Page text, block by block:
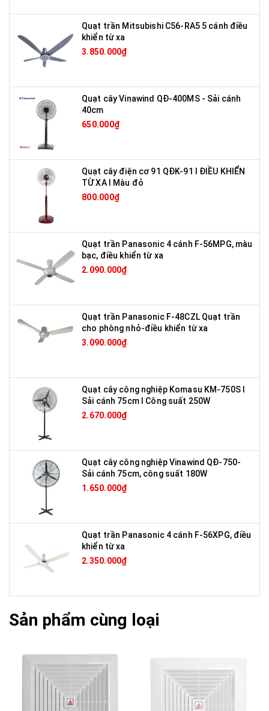
Quạt trần Mitsubishi C56-RA5 5 cánh điều
khiển từ xa
3.850.000₫
Quạt cây Vinawind QĐ-400MS - Sải cánh
40cm
650.000₫
Quạt cây điện cơ 91 QĐK-91 I ĐIỀU KHIỂN
TỪ XA I Màu đỏ
800.000₫
Quạt trần Panasonic 4 cánh F-56MPG, màu
bạc, điều khiển từ xa
2.090.000₫
Quạt trần Panasonic F-48CZL Quạt trần
cho phòng nhỏ-điều khiển từ xa
3.090.000₫
Quạt cây công nghiệp Komasu KM-750S I
Sải cánh 75cm I Công suất 250W
2.670.000₫
Quạt cây công nghiệp Vinawind QĐ-750-
Sải cánh 75cm, công suất 180W
1.650.000₫
Quạt trần Panasonic 4 cánh F-56XPG, điều
khiển từ xa
2.350.000₫
Sản phẩm cùng loại